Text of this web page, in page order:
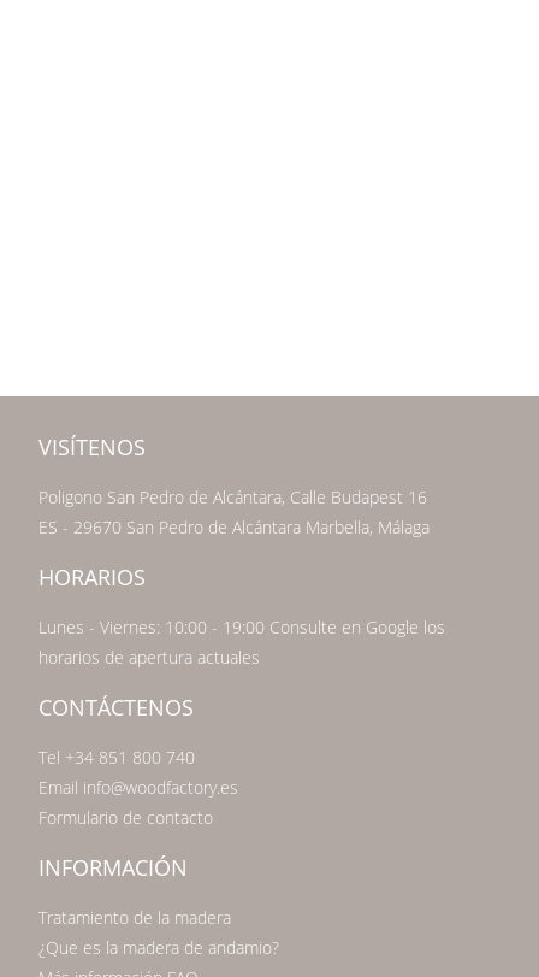
VISÍTENOS
Poligono San Pedro de Alcántara, Calle Budapest 16
ES - 29670 San Pedro de Alcántara Marbella, Málaga
HORARIOS
Lunes - Viernes: 10:00 - 19:00 Consulte en Google los
horarios de apertura actuales
CONTÁCTENOS
Tel +34 851 800 740
Email info@woodfactory.es
Formulario de contacto
INFORMACIÓN
Tratamiento de la madera
¿Que es la madera de andamio?